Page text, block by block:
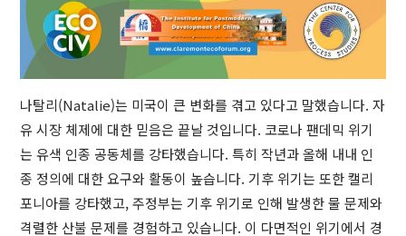
나탈리(Natalie)는 미국이 큰 변화를 겪고 있다고 말했습니다. 자
유 시장 체제에 대한 믿음은 끝날 것입니다. 코로나 팬데믹 위기
는 유색 인종 공동체를 강타했습니다. 특히 작년과 올해 내내 인
종 정의에 대한 요구와 활동이 높습니다. 기후 위기는 또한 캘리
포니아를 강타했고, 주정부는 기후 위기로 인해 발생한 물 문제와
격렬한 산불 문제를 경험하고 있습니다. 이 다면적인 위기에서 경